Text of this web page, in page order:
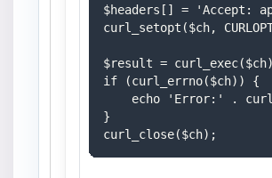
$headers[] = 'Accept:
curl_setopt($ch,
$result =
if (curl_errno($ch)) {
echo 'Error:' .
}